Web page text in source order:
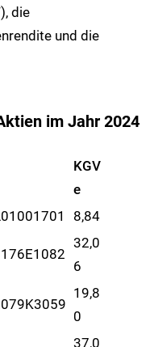
die
und die
im Jahr 2024
KGV
e
8,84
32,0
6
19,8
0
37,0